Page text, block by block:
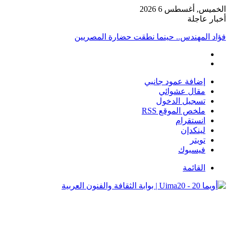
الخميس, أغسطس 6 2026
أخبار عاجلة
فؤاد المهندس.. حينما نطقت حضارة المصريين
إضافة عمود جانبي
مقال عشوائي
تسجيل الدخول
ملخص الموقع RSS
انستقرام
لينكدإن
تويتر
فيسبوك
القائمة